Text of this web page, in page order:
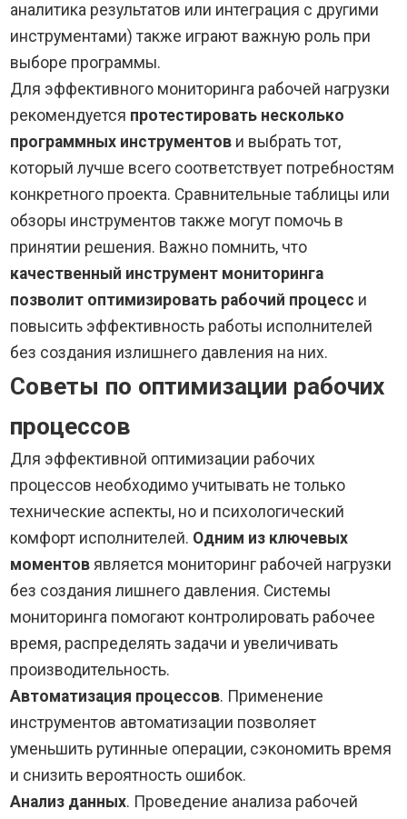
аналитика результатов или интеграция с другими
инструментами) также играют важную роль при
выборе программы.
Для эффективного мониторинга рабочей нагрузки
рекомендуется протестировать несколько
программных инструментов и выбрать тот,
который лучше всего соответствует потребностям
конкретного проекта. Сравнительные таблицы или
обзоры инструментов также могут помочь в
принятии решения. Важно помнить, что
качественный инструмент мониторинга
позволит оптимизировать рабочий процесс и
повысить эффективность работы исполнителей
без создания излишнего давления на них.
Советы по оптимизации рабочих
процессов
Для эффективной оптимизации рабочих
процессов необходимо учитывать не только
технические аспекты, но и психологический
комфорт исполнителей. Одним из ключевых
моментов является мониторинг рабочей нагрузки
без создания лишнего давления. Системы
мониторинга помогают контролировать рабочее
время, распределять задачи и увеличивать
производительность.
Автоматизация процессов. Применение
инструментов автоматизации позволяет
уменьшить рутинные операции, сэкономить время
и снизить вероятность ошибок.
Анализ данных. Проведение анализа рабочей